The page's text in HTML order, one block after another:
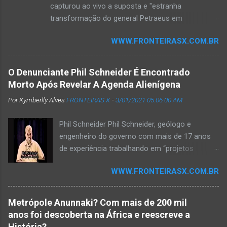
capturou ao vivo a suposta e "estranha
transformação do general Petraeus em
aumentando o debate sobre "quem nos governa".
Culturas antigas , como a suméria e a asteca,
mencionavam deuses com aparência humanóide
e reptiliana que governaram o mundo no passado
remoto. Esses deuses vieram do céu e criaram a
humanidade como a conhecemos. De acordo
criaturas vieram de civilizações extraterrestres
muito avançadas. Esses seres inteligentes
continuariam a governar o mundo nas sombras,
alguns se camuflando entre nós com aparência
humana. O estranho evento aconteceu na
televisão "ao vivo". Embora essa teoria tenha seus
detratores, um estranho acontecimento foi visto
ao vivo na televisão americana. O general David
WWW.FRONTEIRASX.COM.BR
O Denunciante Phil Schneider É Encontrado
Morto Após Revelar A Agenda Alienígena
Por Kymberlly Alves FRONTEIRAS X -3/01/2021 05:06:00 AM
Phil Schneider Phil Schneider, geólogo e
engenheiro do governo com mais de 17 anos
de experiência trabalhando em “projetos
importantes denunciantes da história moderna.
Em setembro de 1995, o Sr. Schneider fez uma
apresentação na Preparedness Expo, na qual
expôs a Agenda da Nova Ordem Mundial e
WWW.FRONTEIRASX.COM.BR
Metrópole Anunnaki? Com mais de 200 mil
anos foi descoberta na África e reescreve a